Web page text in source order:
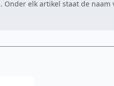
Onder elk artikel staat de